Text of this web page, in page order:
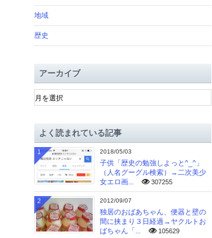
地域
歴史
アーカイブ
ア
ー
ブよく読まれている記事
2018/05/03
子供「歴史の勉強しよっと^_^」
（人名グーグル検索）→二次美少
女エロ画...
307255
1
2012/09/07
独居のおばあちゃん、便器と壁の
間に挟まり３日経過→ヤクルトお
ばちゃん「...
105629
2